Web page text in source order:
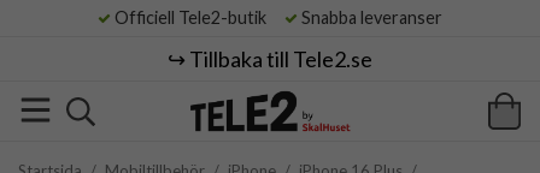
Officiell Tele2-butik Snabba leveranser
↪️ Tillbaka till Tele2.se